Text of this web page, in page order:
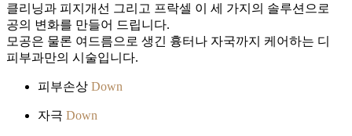
클리닝과 피지개선 그리고 프락셀 이 세 가지의 솔루션으로 모
공의 변화를 만들어 드립니다.
모공은 물론 여드름으로 생긴 흉터나 자국까지 케어하는 디엠
피부과만의 시술입니다.
피부손상 Down
자극 Down